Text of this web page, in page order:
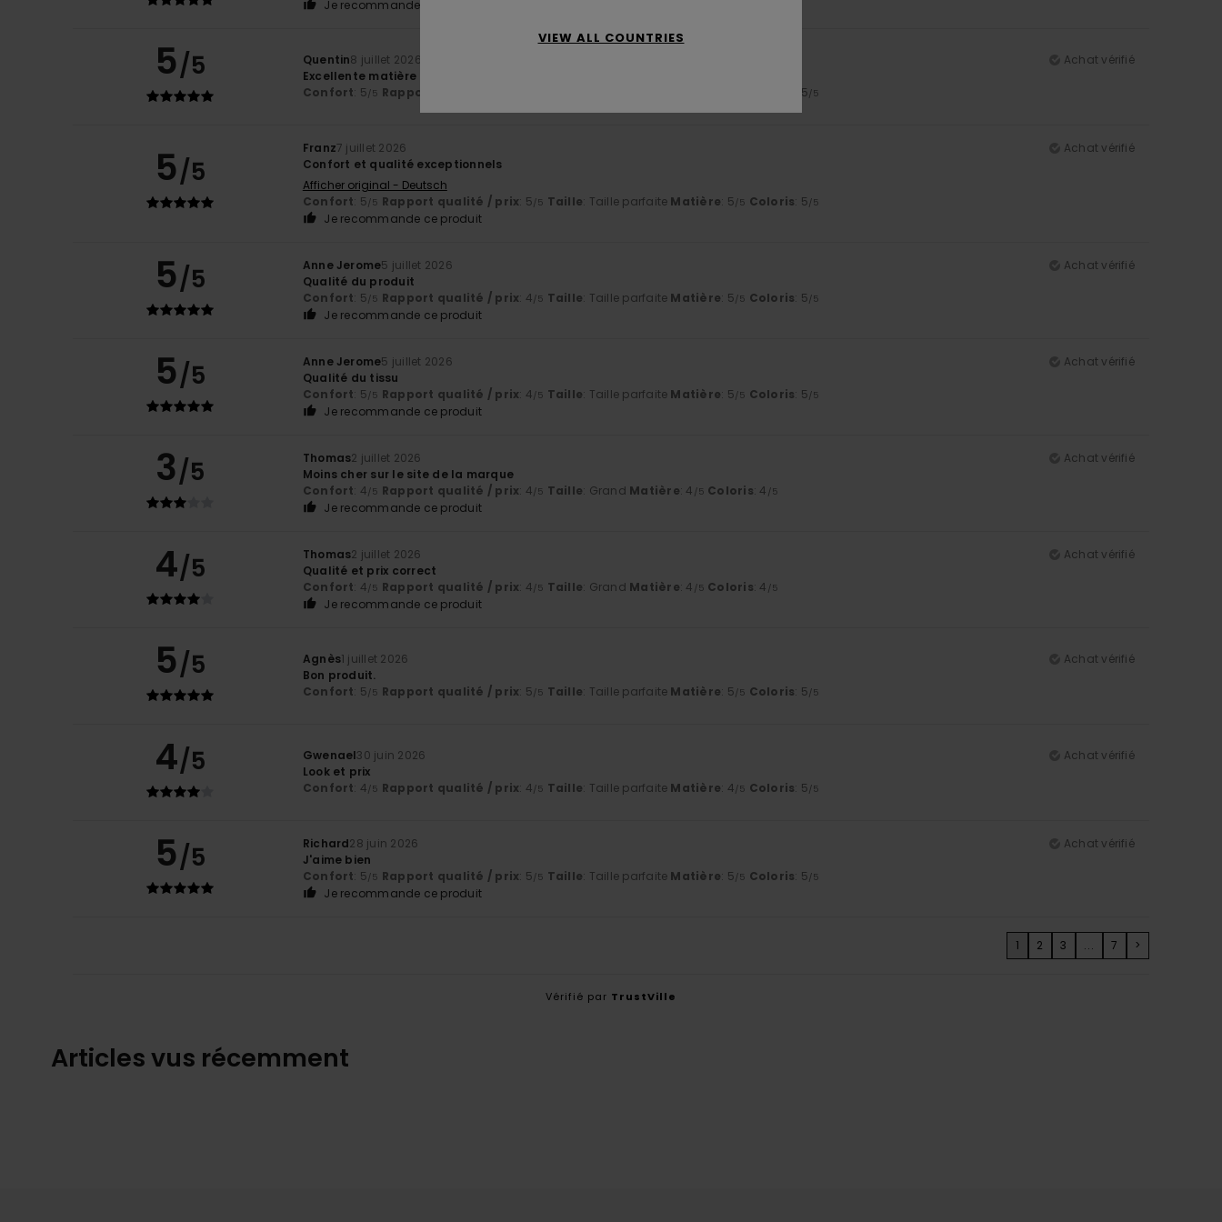
Je recommande ce produit
5/5 Quentin8 juillet 2026
Achat vérifié
Excellente matière légère et beau coloris
Confort: 5 /5 Rapport qualité / prix : 5 /5
5/5
Franz7 juillet 2026
Achat vérifié
Confort et qualité exceptionnels
Afficher original - Deutsch
Confort: 5 /5 Rapport qualité / prix: 5 /5 Taille: Taille parfaite Matière: 5 /5 Coloris: 5 /5
Je recommande ce produit
5/5 Anne Jerome5 juillet 2026
Achat vérifié
Qualité du produit
Confort: 5 /5 Rapport qualité / prix: 4 /5 Taille: Taille parfaite Matière: 5 /5 Coloris: 5 /5
Je recommande ce produit
5/5 Anne Jerome5 juillet 2026
Achat vérifié
Qualité du tissu
Confort: 5 /5 Rapport qualité / prix: 4 /5 Taille: Taille parfaite Matière: 5 /5 Coloris: 5 /5
Je recommande ce produit
3/5 Thomas2 juillet 2026
Achat vérifié
Moins cher sur le site de la marque
Confort: 4 /5 Rapport qualité / prix: 4 /5 Taille: Grand Matière: 4 /5 Coloris: 4 /5
Je recommande ce produit
4/5 Thomas2 juillet 2026
Achat vérifié
Qualité et prix correct
Confort: 4 /5 Rapport qualité / prix: 4 /5 Taille: Grand Matière: 4 /5 Coloris: 4 /5
Je recommande ce produit
5/5 Agnès1 juillet 2026
Achat vérifié
Bon produit.
Confort: 5 /5 Rapport qualité / prix: 5 /5 Taille: Taille parfaite Matière: 5 /5 Coloris: 5 /5
4/5 Gwenael30 juin 2026
Achat vérifié
Look et prix
Confort: 4 /5 Rapport qualité / prix: 4 /5 Taille: Taille parfaite Matière: 4 /5 Coloris: 5 /5
5/5 Richard28 juin 2026
Achat vérifié
J'aime bien
Confort: 5 /5 Rapport qualité / prix: 5 /5 Taille: Taille parfaite Matière: 5 /5 Coloris: 5 /5
Je recommande ce produit
1 2 3 ... 7 >
Vérifié par TrustVille
Articles vus récemment
VIEW ALL COUNTRIES